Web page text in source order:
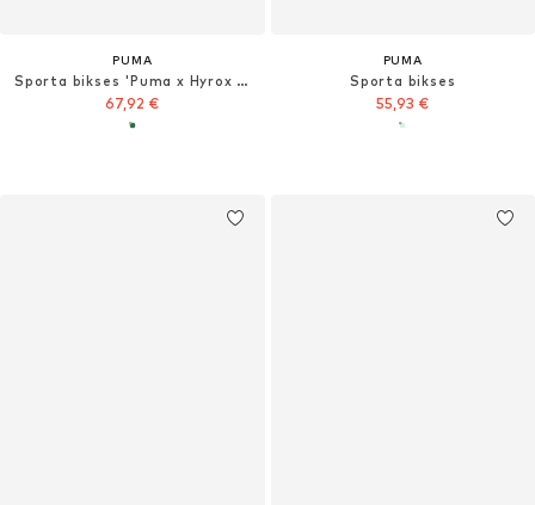
PUMA
Sporta bikses 'Puma x Hyrox Pwrmode'
67,92 €
PUMA
Sporta bikses
55,93 €